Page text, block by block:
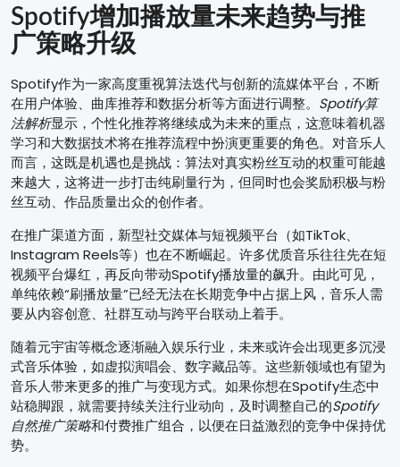
Spotify增加播放量未来趋势与推
广策略升级
Spotify作为一家高度重视算法迭代与创新的流媒体平台，不断
在用户体验、曲库推荐和数据分析等方面进行调整。 Spotify算
法解析显示，个性化推荐将继续成为未来的重点，这意味着机器
学习和大数据技术将在推荐流程中扮演更重要的角色。对音乐人
而言，这既是机遇也是挑战：算法对真实粉丝互动的权重可能越
来越大，这将进一步打击纯刷量行为，但同时也会奖励积极与粉
丝互动、作品质量出众的创作者。
在推广渠道方面，新型社交媒体与短视频平台（如TikTok、
Instagram Reels等）也在不断崛起。许多优质音乐往往先在短
视频平台爆红，再反向带动Spotify播放量的飙升。由此可见，
单纯依赖“刷播放量”已经无法在长期竞争中占据上风，音乐人需
要从内容创意、社群互动与跨平台联动上着手。
随着元宇宙等概念逐渐融入娱乐行业，未来或许会出现更多沉浸
式音乐体验，如虚拟演唱会、数字藏品等。这些新领域也有望为
音乐人带来更多的推广与变现方式。如果你想在Spotify生态中
站稳脚跟，就需要持续关注行业动向，及时调整自己的Spotify
自然推广策略和付费推广组合，以便在日益激烈的竞争中保持优
势。